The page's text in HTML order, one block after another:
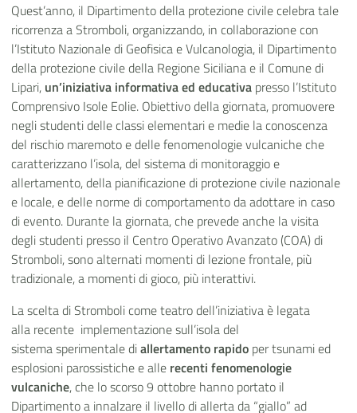
Quest’anno, il Dipartimento della protezione civile celebra tale
ricorrenza a Stromboli, organizzando, in collaborazione con
l’Istituto Nazionale di Geofisica e Vulcanologia, il Dipartimento
della protezione civile della Regione Siciliana e il Comune di
Lipari, un’iniziativa informativa ed educativa presso l’Istituto
Comprensivo Isole Eolie. Obiettivo della giornata, promuovere
negli studenti delle classi elementari e medie la conoscenza
del rischio maremoto e delle fenomenologie vulcaniche che
caratterizzano l’isola, del sistema di monitoraggio e
allertamento, della pianificazione di protezione civile nazionale
e locale, e delle norme di comportamento da adottare in caso
di evento. Durante la giornata, che prevede anche la visita
degli studenti presso il Centro Operativo Avanzato (COA) di
Stromboli, sono alternati momenti di lezione frontale, più
tradizionale, a momenti di gioco, più interattivi.
La scelta di Stromboli come teatro dell’iniziativa è legata
alla recente implementazione sull’isola del
sistemasperimentalediallertamento rapido per tsunami ed
esplosioni parossistiche e alle recenti fenomenologie
vulcaniche, che lo scorso 9 ottobre hanno portato il
Dipartimento a innalzare il livello di allerta da “giallo” ad